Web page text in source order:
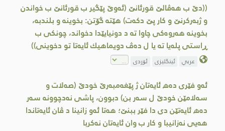
((دێ ب هه‌ڤالێ قورئانێ (ئه‌وێ پێگیر ب قورئانێ ب خواندن
و ژبه‌ركرنێ و كار پێ دكه‌ت) هێته‌ گۆتن: بخوینه‌ و بلندبه‌،
بخوینه‌ هه‌روه‌كی چاوا ته‌ د دونیایێدا دخواند، چونكی ب
ڕاستی پله‌یا ته‌ یا ل ده‌ڤ دویماهیك ئایه‌تا تو دخوینی))
عربي ئینگلیزی ئۆردی
ئه‌و فێری ده‌ھ ئایه‌تان ژ پێغه‌مبه‌رێ خودێ (صه‌لات و
سه‌لامێن خودێ ل سه‌ر بن) دبوون، پاشی نه‌دچوونه‌ سه‌ر
ده‌ھ ئایه‌تێن دی دا فێر ببنێ؛ هه‌تا ئه‌و زانینا د ڤان ئایه‌تاندا
هه‌یی نه‌زانیبا و كار ب وان ئایه‌تان نه‌كربا